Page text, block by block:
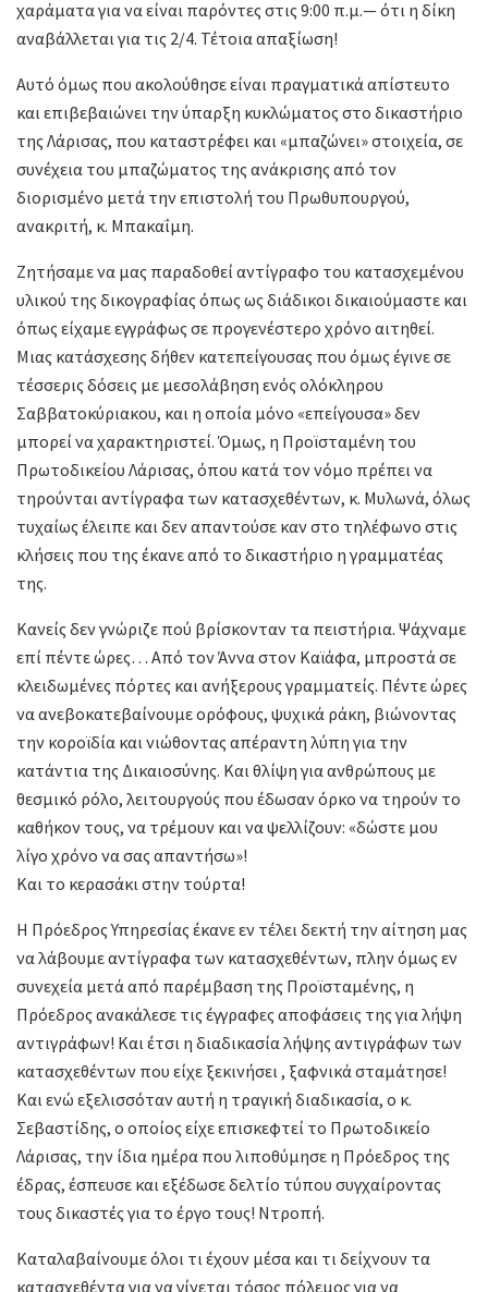
χαράματα για να είναι παρόντες στις 9:00 π.μ.— ότι η δίκη
αναβάλλεται για τις 2/4. Τέτοια απαξίωση!
Αυτό όμως που ακολούθησε είναι πραγματικά απίστευτο
και επιβεβαιώνει την ύπαρξη κυκλώματος στο δικαστήριο
της Λάρισας, που καταστρέφει και «μπαζώνει» στοιχεία, σε
συνέχεια του μπαζώματος της ανάκρισης από τον
διορισμένο μετά την επιστολή του Πρωθυπουργού,
ανακριτή, κ. Μπακαΐμη.
Ζητήσαμε να μας παραδοθεί αντίγραφο του κατασχεμένου
υλικού της δικογραφίας όπως ως διάδικοι δικαιούμαστε και
όπως είχαμε εγγράφως σε προγενέστερο χρόνο αιτηθεί.
Μιας κατάσχεσης δήθεν κατεπείγουσας που όμως έγινε σε
τέσσερις δόσεις με μεσολάβηση ενός ολόκληρου
Σαββατοκύριακου, και η οποία μόνο «επείγουσα» δεν
μπορεί να χαρακτηριστεί. Όμως, η Προϊσταμένη του
Πρωτοδικείου Λάρισας, όπου κατά τον νόμο πρέπει να
τηρούνται αντίγραφα των κατασχεθέντων, κ. Μυλωνά, όλως
τυχαίως έλειπε και δεν απαντούσε καν στο τηλέφωνο στις
κλήσεις που της έκανε από το δικαστήριο η γραμματέας
της.
Κανείς δεν γνώριζε πού βρίσκονταν τα πειστήρια. Ψάχναμε
επί πέντε ώρες… Από τον Άννα στον Καϊάφα, μπροστά σε
κλειδωμένες πόρτες και ανήξερους γραμματείς. Πέντε ώρες
να ανεβοκατεβαίνουμε ορόφους, ψυχικά ράκη, βιώνοντας
την κοροϊδία και νιώθοντας απέραντη λύπη για την
κατάντια της Δικαιοσύνης. Και θλίψη για ανθρώπους με
θεσμικό ρόλο, λειτουργούς που έδωσαν όρκο να τηρούν το
καθήκον τους, να τρέμουν και να ψελλίζουν: «δώστε μου
λίγο χρόνο να σας απαντήσω»!
Και το κερασάκι στην τούρτα!
Η Πρόεδρος Υπηρεσίας έκανε εν τέλει δεκτή την αίτηση μας
να λάβουμε αντίγραφα των κατασχεθέντων, πλην όμως εν
συνεχεία μετά από παρέμβαση της Προϊσταμένης, η
Πρόεδρος ανακάλεσε τις έγγραφες αποφάσεις της για λήψη
αντιγράφων! Και έτσι η διαδικασία λήψης αντιγράφων των
κατασχεθέντων που είχε ξεκινήσει , ξαφνικά σταμάτησε!
Και ενώ εξελισσόταν αυτή η τραγική διαδικασία, ο κ.
Σεβαστίδης, ο οποίος είχε επισκεφτεί το Πρωτοδικείο
Λάρισας, την ίδια ημέρα που λιποθύμησε η Πρόεδρος της
έδρας, έσπευσε και εξέδωσε δελτίο τύπου συγχαίροντας
τους δικαστές για το έργο τους! Ντροπή.
Καταλαβαίνουμε όλοι τι έχουν μέσα και τι δείχνουν τα
κατασχεθέντα για να γίνεται τόσος πόλεμος για να